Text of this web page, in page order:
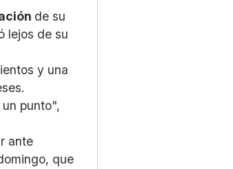
de su
lejos de su
y una
punto",
ante
que